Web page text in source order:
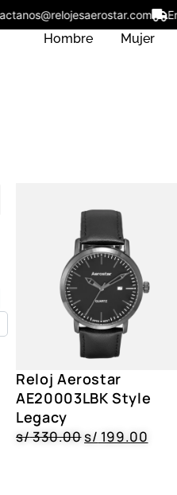
Hombre Mujer
Reloj Aerostar
AE20003LBK Style
Legacy
s/330.00s/ 199.00